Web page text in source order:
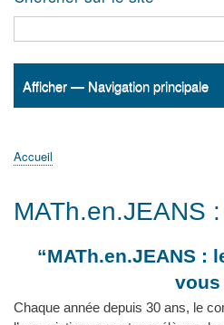
Navigation
Afficher — Navigation principale
Accueil
ActualitésMATh.en.JEANS ?
Régions et Ateliers
Créer, gérer un atelier
Sujets/Publications
Congrès
d'Ariane
Accueil
MATh.en.JEANS
“MATh.en.JEANS :
vous
Chaque année depuis 30 ans, le